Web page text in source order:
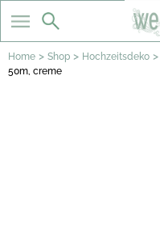
Home > Shop > Hochzeitsdeko >
50m, creme